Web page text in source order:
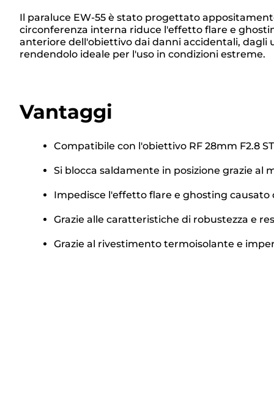
Il paraluce EW-55 è stato progettato
circonferenza interna riduce l'effetto flare e
anteriore dell'obiettivo dai danni accidentali, dagli
rendendolo ideale per l'uso in condizioni estreme.
Vantaggi
Compatibile con l'obiettivo RF 28mm F2.8
Si blocca saldamente in posizione grazie al
Impedisce l'effetto flare e ghosting
Grazie alle caratteristiche di robustezza e
Grazie al rivestimento termoisolante e